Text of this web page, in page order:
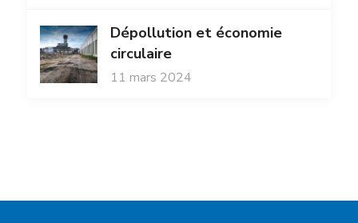
Dépollution et économie
circulaire
11 mars 2024